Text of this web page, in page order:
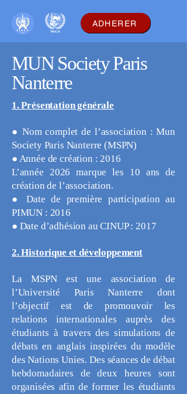
ADHERER
MUN Society Paris
Nanterre
1. Présentation générale
● Nom complet de l’association : Mun
Society Paris Nanterre (MSPN)
● Année de création : 2016
L’année 2026 marque les 10 ans de
création de l’association.
● Date de première participation au
PIMUN : 2016
● Date d’adhésion au CINUP : 2017
2. Historique et développement
La MSPN est une association de
l’Université Paris Nanterre dont
l’objectif est de promouvoir les
relations internationales auprès des
étudiants à travers des simulations de
débats en anglais inspirées du modèle
des Nations Unies. Des séances de débat
hebdomadaires de deux heures sont
organisées afin de former les étudiants